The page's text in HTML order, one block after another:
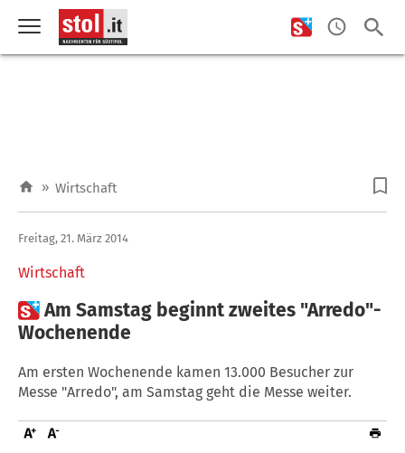
» Wirtschaft
Wirtschaft
Freitag, 21. März 2014
Am Samstag beginnt zweites "Arredo"-
Wochenende
Am ersten Wochenende kamen 13.000 Besucher zur
Messe "Arredo", am Samstag geht die Messe weiter.